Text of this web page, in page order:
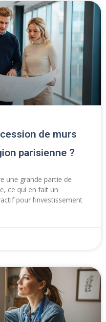
de murs
parisienne ?
une grande partie de
ce qui en fait un
pour l’investissement